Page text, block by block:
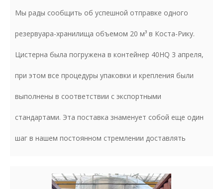
Мы рады сообщить об успешной отправке одного
резервуара-хранилища объемом 20 м³ в Коста-Рику.
Цистерна была погружена в контейнер 40HQ 3 апреля,
при этом все процедуры упаковки и крепления были
выполнены в соответствии с экспортными
стандартами. Эта поставка знаменует собой еще один
шаг в нашем постоянном стремлении доставлять